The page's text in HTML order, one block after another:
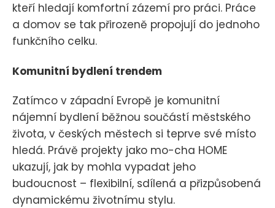
kteří hledají komfortní zázemí pro práci. Práce
a domov se tak přirozeně propojují do jednoho
funkčního celku.
Komunitní bydlení trendem
Zatímco v západní Evropě je komunitní
nájemní bydlení běžnou součástí městského
života, v českých městech si teprve své místo
hledá. Právě projekty jako mo-cha HOME
ukazují, jak by mohla vypadat jeho
budoucnost – flexibilní, sdílená a přizpůsobená
dynamickému životnímu stylu.